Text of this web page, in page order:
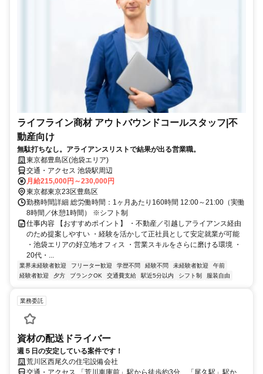
ライフライン商材 アウトバウンドコールスタッフ|不
動産向け
無駄打ちなし。アライアンスリストで結果が出る営業職。
東京都豊島区(池袋エリア)
交通・アクセス 池袋駅周辺
月給215,000円～230,000円
東京都東京23区豊島区
勤務時間詳細 総労働時間：1ヶ月あたり160時間 12:00～21:00（実働
8時間／休憩1時間） ※シフト制
仕事内容 【おすすめポイント】 ・不動産／引越しアライアンス経由
のため提案しやすい ・経験を活かして正社員として安定就業が可能
・池袋エリアの好立地オフィス ・営業スキルをさらに磨ける環境 ・
20代・...
業界未経験者歓迎 フリーター歓迎 学歴不問 経験不問 未経験者歓迎
午前
経験者歓迎
夕方 ブランクOK 交通費支給 駅近5分以内 シフト制 服装自由
業務委託
資材の配送ドライバー
週５日の安定している案件です！
荒川区西尾久の住宅設備会社
交通・アクセス 「荒川車庫前」駅から徒歩約3分、「尾久駅」駅から